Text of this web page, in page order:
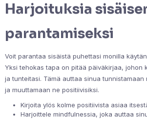
Harjoituksia
parantamiseksi
Voit parantaa sisäistä puhettasi monilla
Yksi tehokas tapa on pitää päiväkirjaa, johon
ja tunteitasi. Tämä auttaa sinua
ja muuttamaan ne positiivisiksi.
Kirjoita ylös kolme positiivista asiaa
Harjoittele mindfulnessia, joka auttaa